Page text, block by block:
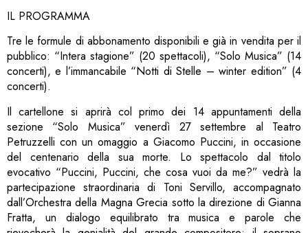
IL PROGRAMMA
Tre le formule di abbonamento disponibili e già in vendita per il
pubblico: “Intera stagione” (20 spettacoli), “Solo Musica” (14
concerti), e l’immancabile “Notti di Stelle – winter edition” (4
concerti).
Il cartellone si aprirà col primo dei 14 appuntamenti della
sezione “Solo Musica” venerdì 27 settembre al Teatro
Petruzzelli con un omaggio a Giacomo Puccini, in occasione
del centenario della sua morte. Lo spettacolo dal titolo
evocativo “Puccini, Puccini, che cosa vuoi da me?” vedrà la
partecipazione straordinaria di Toni Servillo, accompagnato
dall’Orchestra della Magna Grecia sotto la direzione di Gianna
Fratta, un dialogo equilibrato tra musica e parole che